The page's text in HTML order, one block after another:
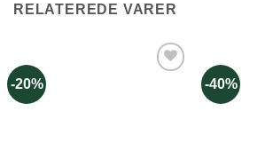
RELATEREDE VARER
-20% -40%